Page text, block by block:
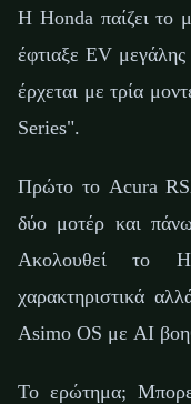
Η Honda παίζει το
έφτιαξε EV
έρχεται με τρία
Series".
Πρώτο το Acura
δύο μοτέρ και
Ακολουθεί το
χαρακτηριστικά
Asimo OS με AI
Το ερώτημα;